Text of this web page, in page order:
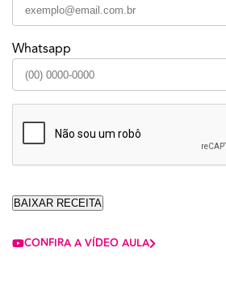
Whatsapp
CONFIRA A VÍDEO AULA